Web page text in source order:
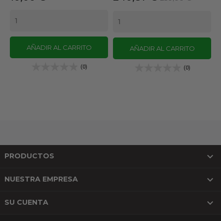
AÑADIR AL CARRITO
(0)
AÑADIR AL CARRITO
(0)
PRODUCTOS 
NUESTRA EMPRESA 
SU CUENTA 